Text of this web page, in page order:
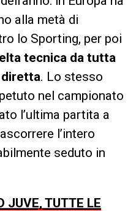
alla metà di
lo Sporting, per poi
tecnica da tutta
diretta. Lo stesso
nel campionato
l’ultima partita a
l’intero
seduto in
JUVE, TUTTE LE